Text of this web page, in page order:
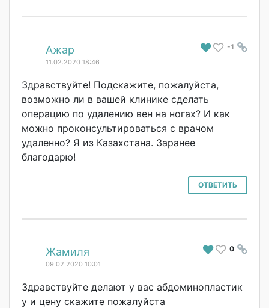
# -1
Ажар
11.02.2020 18:46
Здравствуйте! Подскажите, пожалуйста,
возможно ли в вашей клинике сделать
операцию по удалению вен на ногах? И как
можно проконсультироваться с врачом
удаленно? Я из Казахстана. Заранее
благодарю!
ОТВЕТИТЬ
# 0
Жамиля
09.02.2020 10:01
Здравствуйте делают у вас абдоминопластик
у и цену скажите пожалуйста